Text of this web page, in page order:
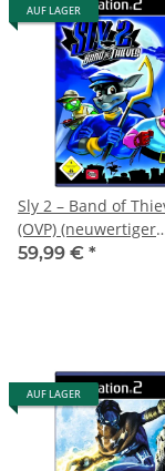
AUF LAGER
Sly 2 – Band of
(OVP) (neuwertiger
Sammlerzustand) -
59,99 € *
AUF LAGER